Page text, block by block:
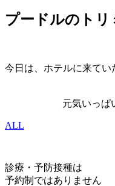
プードルのト
今日は、ホテルに来てい
元気いっぱ
ALL
診療・予防接種は
予約制ではありません